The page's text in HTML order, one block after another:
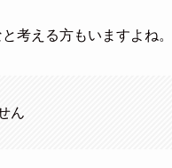
考える方もいますよね。
ん